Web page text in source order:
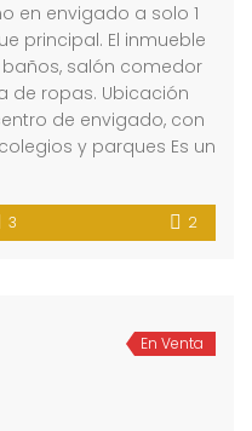
en envigado a solo 1
principal. El inmueble
salón comedor
de ropas. Ubicación
de envigado, con
y parques Es un
3 2
En Venta